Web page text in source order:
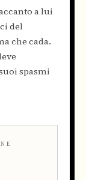
a lui
del
che cada.
spasmi